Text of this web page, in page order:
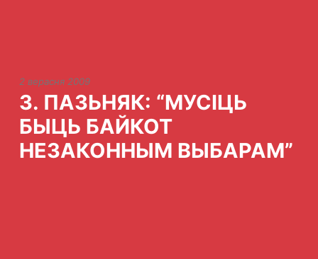
2 верасня 2009
З. ПАЗЬНЯК: “МУСІЦЬ
БЫЦЬ БАЙКОТ
НЕЗАКОННЫМ ВЫБАРАМ”